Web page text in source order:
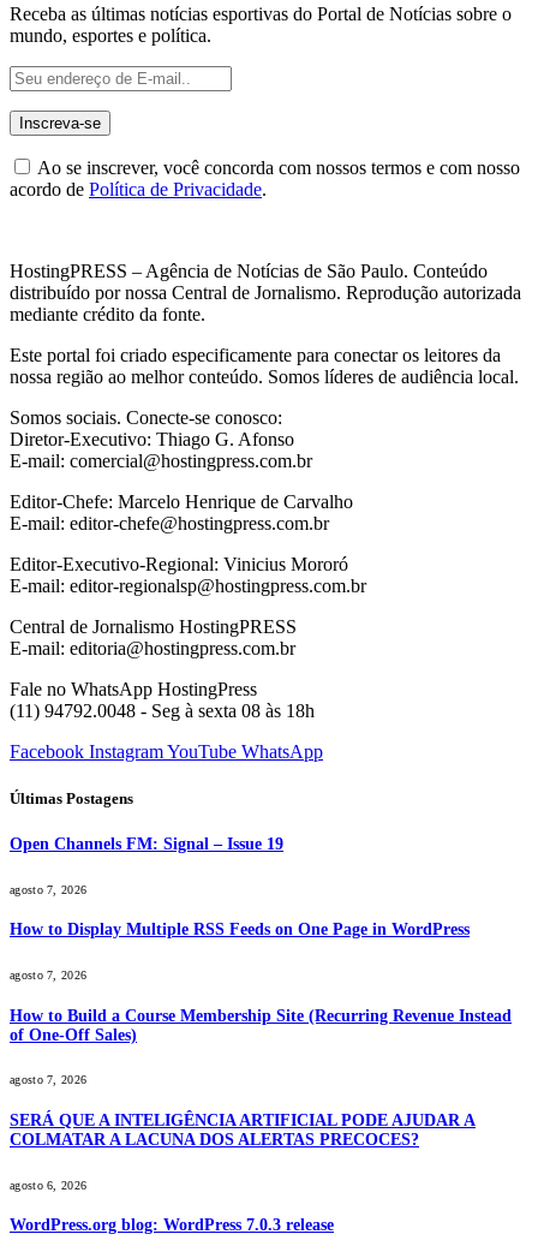
Receba as últimas notícias esportivas do Portal de Notícias sobre o
mundo, esportes e política.
Ao se inscrever, você concorda com nossos termos e com nosso
acordo de Política de Privacidade.
HostingPRESS – Agência de Notícias de São Paulo. Conteúdo
distribuído por nossa Central de Jornalismo. Reprodução autorizada
mediante crédito da fonte.
Este portal foi criado especificamente para conectar os leitores da
nossa região ao melhor conteúdo. Somos líderes de audiência local.
Somos sociais. Conecte-se conosco:
Diretor-Executivo: Thiago G. Afonso
E-mail: comercial@hostingpress.com.br
Editor-Chefe: Marcelo Henrique de Carvalho
E-mail: editor-chefe@hostingpress.com.br
Editor-Executivo-Regional: Vinicius Mororó
E-mail: editor-regionalsp@hostingpress.com.br
Central de Jornalismo HostingPRESS
E-mail: editoria@hostingpress.com.br
Fale no WhatsApp HostingPress
(11) 94792.0048 - Seg à sexta 08 às 18h
Facebook InstagramYouTube WhatsApp
Últimas Postagens
Open Channels FM: Signal – Issue 19
agosto 7, 2026
How to Display Multiple RSS Feeds on One Page in WordPress
agosto 7, 2026
How to Build a Course Membership Site (Recurring Revenue Instead
of One-Off Sales)
agosto 7, 2026
SERÁ QUE A INTELIGÊNCIA ARTIFICIAL PODE AJUDAR A
COLMATAR A LACUNA DOS ALERTAS PRECOCES?
agosto 6, 2026
WordPress.org blog: WordPress 7.0.3 release